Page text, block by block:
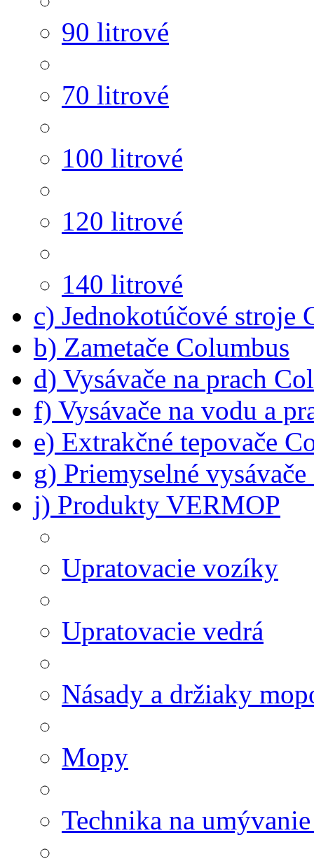
90 litrové
70 litrové
100 litrové
120 litrové
140 litrové
c) Jednokotúčové stroje
b) Zametače Columbus
d) Vysávače na prach
f) Vysávače na vodu a
e) Extrakčné tepovače
g) Priemyselné
j) Produkty VERMOP
Upratovacie vozíky
Upratovacie vedrá
Násady a držiaky
Mopy
Technika na